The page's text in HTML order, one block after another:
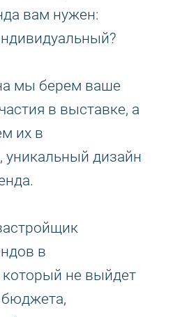
вам нужен:
мы берем ваше
в выставке, а
их в
уникальный дизайн
в
не выйдет